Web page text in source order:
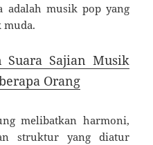
adalah musik pop yang
muda.
Suara Sajian Musik
Orang
melibatkan harmoni,
struktur yang diatur